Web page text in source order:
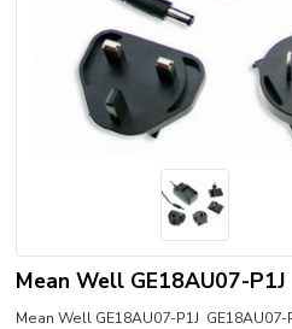
Mean Well GE18AU07-P1J
Mean Well GE18AU07-P1J